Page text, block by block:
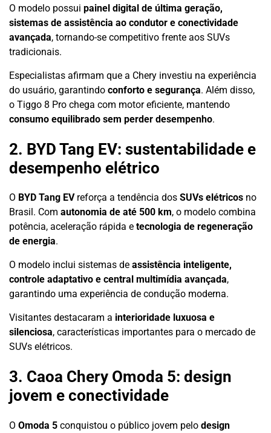
O modelo possui painel digital de última geração,
sistemas de assistência ao condutor e conectividade
avançada, tornando-se competitivo frente aos SUVs
tradicionais.
Especialistas afirmam que a Chery investiu na experiência
do usuário, garantindo conforto e segurança. Além disso,
o Tiggo 8 Pro chega com motor eficiente, mantendo
consumo equilibrado sem perder desempenho.
2. BYD Tang EV: sustentabilidade e
desempenho elétrico
O BYD Tang EVreforça a tendência dos SUVs elétricos no
Brasil. Com autonomia de até 500 km, o modelo combina
potência, aceleração rápida e tecnologia de regeneração
de energia.
O modelo inclui sistemas de assistência inteligente,
controle adaptativo e central multimídia avançada,
garantindo uma experiência de condução moderna.
Visitantes destacaram a interioridade luxuosa e
silenciosa, características importantes para o mercado de
SUVs elétricos.
3. Caoa Chery Omoda 5: design
jovem e conectividade
O Omoda 5 conquistou o público jovem pelo design